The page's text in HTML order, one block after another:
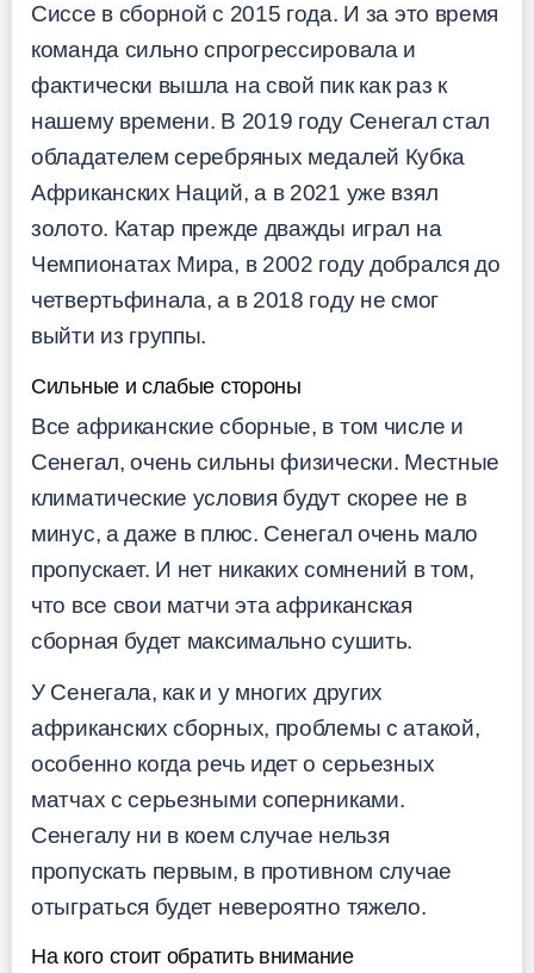
Сиссе в сборной с 2015 года. И за это время
команда сильно спрогрессировала и
фактически вышла на свой пик как раз к
нашему времени. В 2019 году Сенегал стал
обладателем серебряных медалей Кубка
Африканских Наций, а в 2021 уже взял
золото. Катар прежде дважды играл на
Чемпионатах Мира, в 2002 году добрался до
четвертьфинала, а в 2018 году не смог
выйти из группы.
Сильные и слабые стороны
Все африканские сборные, в том числе и
Сенегал, очень сильны физически. Местные
климатические условия будут скорее не в
минус, а даже в плюс. Сенегал очень мало
пропускает. И нет никаких сомнений в том,
что все свои матчи эта африканская
сборная будет максимально сушить.
У Сенегала, как и у многих других
африканских сборных, проблемы с атакой,
особенно когда речь идет о серьезных
матчах с серьезными соперниками.
Сенегалу ни в коем случае нельзя
пропускать первым, в противном случае
отыграться будет невероятно тяжело.
На кого стоит обратить внимание